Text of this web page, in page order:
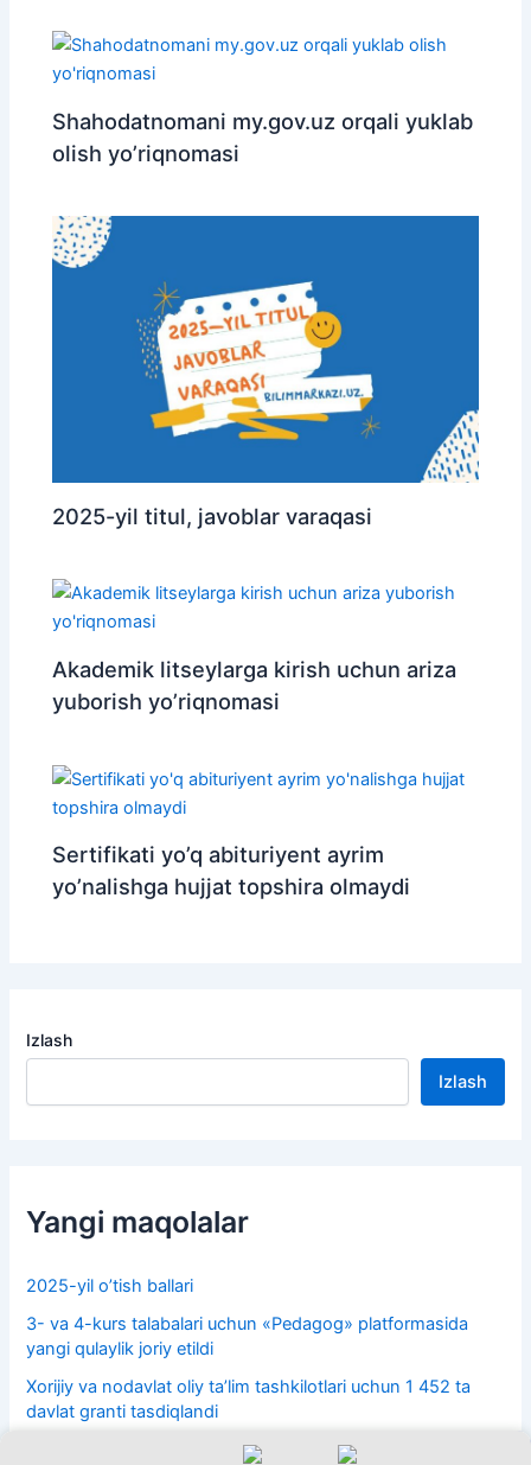
Shahodatnomani my.gov.uz orqali yuklab
olish yo’riqnomasi
2025-yil titul, javoblar varaqasi
Akademik litseylarga kirish uchun ariza
yuborish yo’riqnomasi
Sertifikati yo’q abituriyent ayrim
yo’nalishga hujjat topshira olmaydi
Izlash
Izlash
Yangi maqolalar
2025-yil o’tish ballari
3- va 4-kurs talabalari uchun «Pedagog» platformasida
yangi qulaylik joriy etildi
Xorijiy va nodavlat oliy taʼlim tashkilotlari uchun 1 452 ta
davlat granti tasdiqlandi
Uchinchi kun 16-iyul test natijalari e’lon qilindi